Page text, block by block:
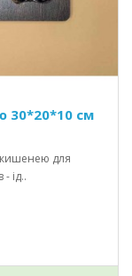
30*20*10 см
для
ід..